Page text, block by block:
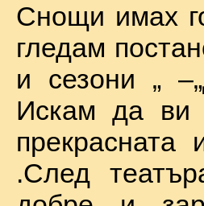
Снощи имах
гледам
и сезони „
Искам да ви
прекрасната
.След